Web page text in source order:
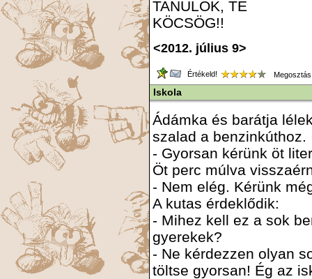
TANULOK, TE
KÖCSÖG!!
<2012. július 9>
Értékeld!
Iskola
Ádámka és barátja
szalad a benzinkúthoz.
- Gyorsan kérünk öt
Öt perc múlva
- Nem elég. Kérünk
A kutas érdeklődik:
- Mihez kell ez a sok
gyerekek?
- Ne kérdezzen olyan
töltse gyorsan! Ég az